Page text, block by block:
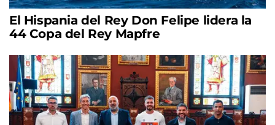
El Hispania del Rey Don Felipe lidera la
44 Copa del Rey Mapfre